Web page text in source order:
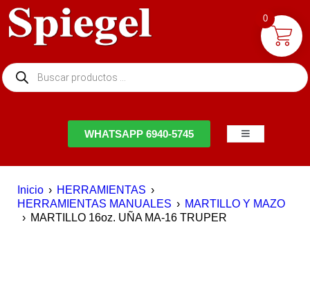
WHATSAPP 6940-5745
Inicio › HERRAMIENTAS ›
HERRAMIENTAS MANUALES › MARTILLO Y MAZO
› MARTILLO 16oz. UÑA MA-16 TRUPER
0